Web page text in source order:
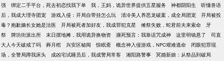
强
绑定二手平台，死去初恋找我下单 我，王妈，诡异世界提供五星服务 神都阴阳生
听懂兽语
后，我成大理寺团宠
游戏入侵：开局自带挂怎么玩 清冷美人养恶龙破案，成全局团宠
开局被投
毒？抱歉嫡长女她是法医
开局被死者加好友，我成罪犯克星 傩祭失败，蛇君前夫来索命
牙
祭
牌坊街派出所 末日摆地摊，我用诡异换物资 濒死预言：我靠诅咒成神 这里明镜悬了
司直
大人今天破戒了吗
葬月棺 兴安区秘闻 惊眠斋 概念神入侵游戏，NPC艰难逃命
闭眼犯罪现
场，全警局蹲我床头
成凶宅试睡员后，我成警局常客 湘阳路警事 冥婚新娘：从祭品到破局